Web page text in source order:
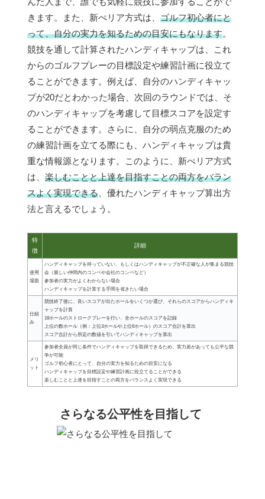
きます。また、新ぺリア方式は、 ゴルフ初心者にと
って、自分の実力を知るための目安にもなります。
競技を通して計算されたハンディキャップは、これ
からのゴルフプレーの目標設定や練習計画に役立て
ることができます。例えば、自分のハンディキャッ
プが20だとわかった場合、次回のラウンドでは、そ
のハンディキャップを考慮して目標スコアを設定す
ることができます。さらに、自分の弱点克服のため
の練習計画を立てる際にも、ハンディキャップは貴
重な情報源となります。このように、新ぺリア方式
は、 楽しむことと上達を目指すことの両方をバラン
スよく実現できる 、優れたハンディキャップ算出方
法と言えるでしょう。
特
徴
詳細
使用
場面
ハンディキャップを持っていない、もしくはハンディキャップが不正確な人が集まる競技
会（親しい仲間内のコンペや会社のコンペなど）
参加者の実力がよくわからない場合
ハンディキャップを計算する手間を省きたい場合
仕組
み
競技終了後に、良いスコアが出たホールをいくつか選び、それらのスコアからハンディキ
ャップを計算
18ホールのストロークプレーを行い、全ホールのスコアを記録
上位の数ホール（例：上位3ホールや上位6ホール）のスコア合計を算出
スコア合計から所定の数値を引いてハンディキャップを算出
メリ
ット
参加者全員が同じ条件でハンディキャップを取得できるため、実力差があっても公平な競
争が可能
ゴルフ初心者にとって、自分の実力を知るための目安になる
ハンディキャップを目標設定や練習計画に役立てることができる
楽しむことと上達を目指すことの両方をバランスよく実現できる
さらなる公平性を目指して